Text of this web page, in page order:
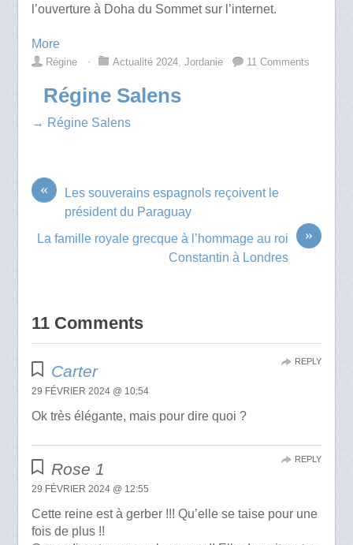
l’ouverture à Doha du Sommet sur l’internet.
More
Régine ⋅ Actualité 2024, Jordanie 11 Comments
Régine Salens
→ Régine Salens
«
Les souverains espagnols reçoivent le
président du Paraguay
»
La famille royale grecque à l’hommage au roi
Constantin à Londres
11 Comments
Carter
29 FÉVRIER 2024 @ 10:54
Ok très élégante, mais pour dire quoi ?
REPLY
Rose 1
29 FÉVRIER 2024 @ 12:55
Cette reine est à gerber !!! Qu’elle se taise pour une
fois de plus !!
REPLY